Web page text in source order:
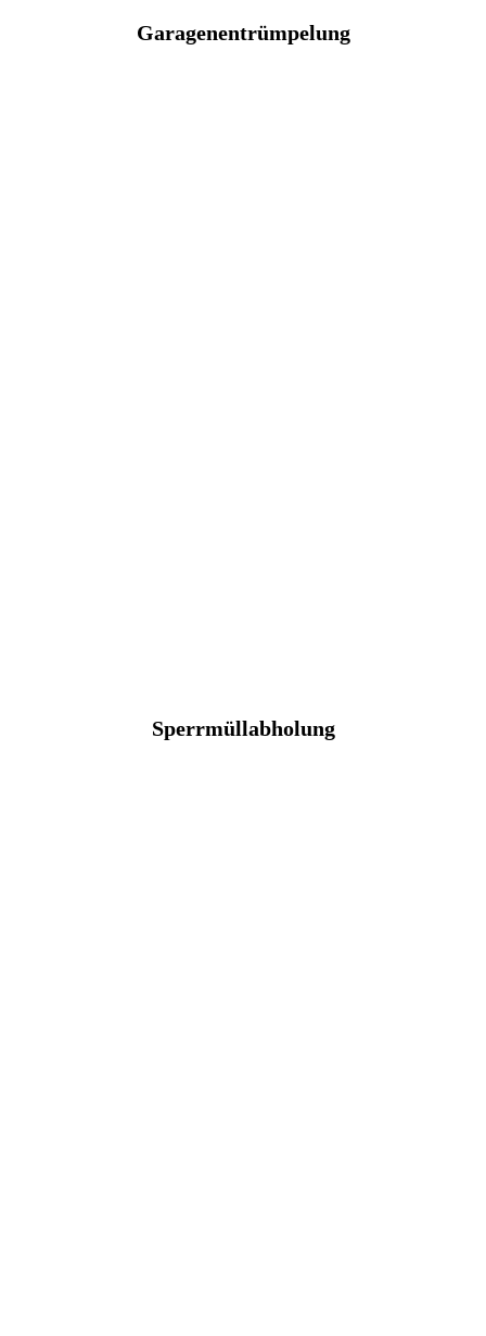
Garagenentrümpelung
Sperrmüllabholung